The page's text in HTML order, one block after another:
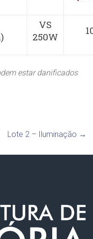
VS
250W
estar danificados
Lote 2 – Iluminação →